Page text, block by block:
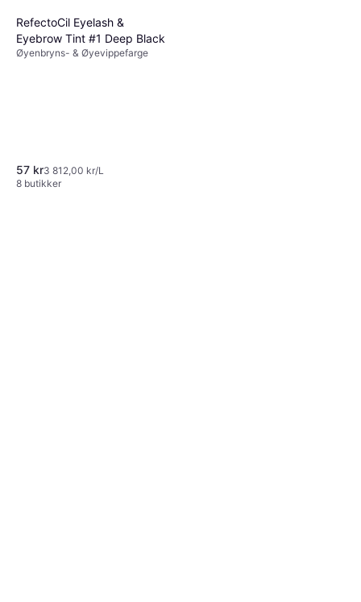
RefectoCil Eyelash &
Eyebrow Tint #1 Deep Black
Øyenbryns- & Øyevippefarge
57 kr3 812,00 kr/L
8 butikker